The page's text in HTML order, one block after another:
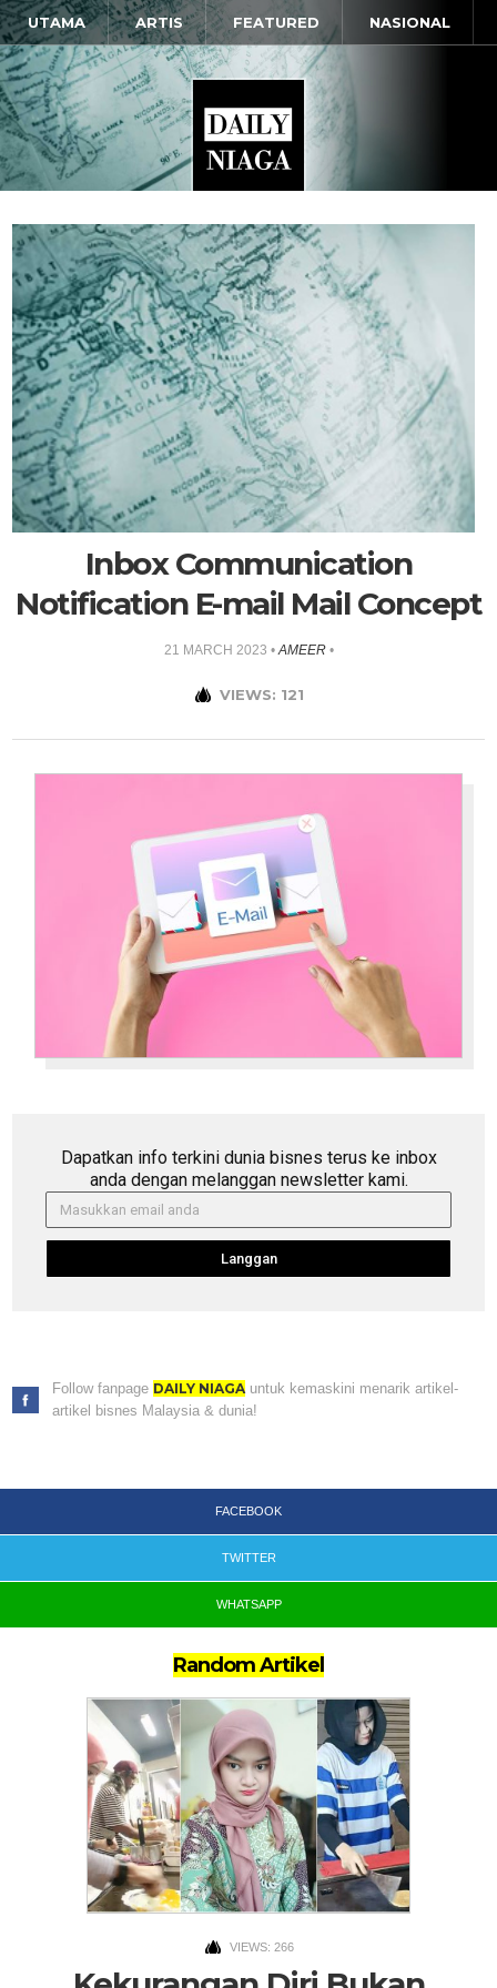
UTAMA ARTIS FEATURED NASIONAL
Inbox Communication
Notification E-mail Mail Concept
21 MARCH 2023 •AMEER•
VIEWS: 121
Dapatkan info terkini dunia bisnes terus ke inbox
anda dengan melanggan newsletter kami.
Langgan
Follow fanpage DAILY NIAGAuntuk kemaskini menarik artikel-
artikel bisnes Malaysia & dunia!
FACEBOOK
TWITTER
WHATSAPP
Random Artikel
VIEWS: 266